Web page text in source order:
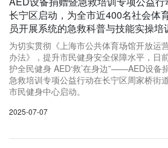
长宁区启动，为全市近400名社会体
员开展系统的急救科普与技能实操培
为切实贯彻《上海市公共体育场馆开放运
办法》，提升市民健身安全保障水平，日
护全民健身 AED‘救’在身边”——AED设备
急救培训专项公益行动在长宁区周家桥街
市民健身中心启动。
2025-07-07